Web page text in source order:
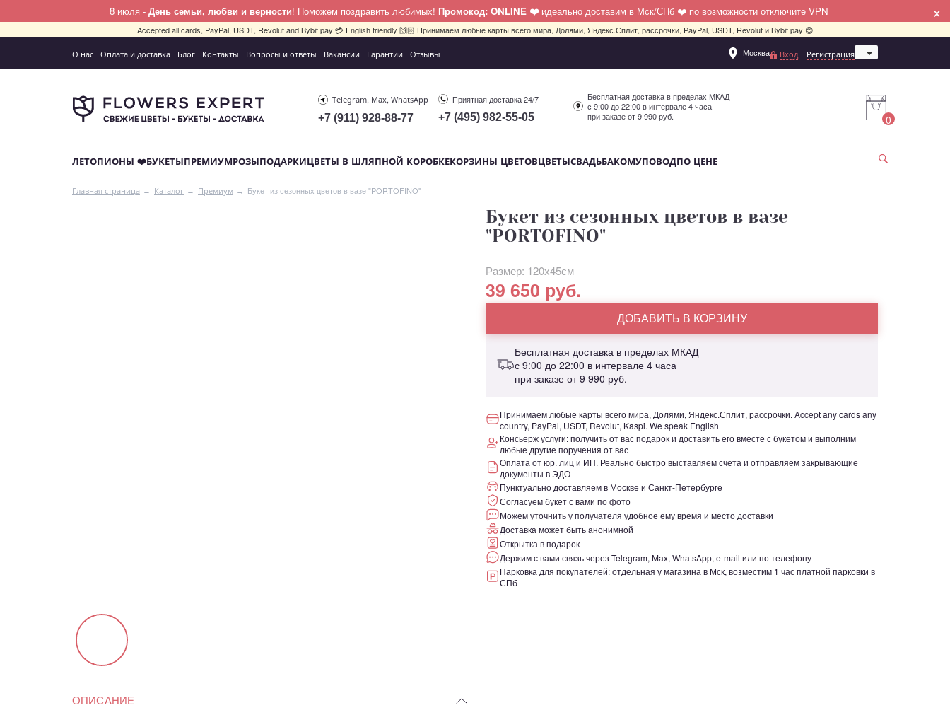
8 июля - День семьи, любви и верности! Поможем поздравить любимых! Промокод: ONLINE ❤️ идеально доставим в Мск/СПб ❤️ по возможности отключите VPN ×
Accepted all cards, PayPal, USDT, Revolut and Bybit pay 💳 English friendly 🙌🏻 Принимаем любые карты всего мира, Долями, Яндекс.Сплит, рассрочки, PayPal, USDT, Revolut и Bybit pay 😊
О нас Оплата и доставка Блог Контакты Вопросы и ответы Вакансии Гарантии Отзывы Москва
Санкт-Петербург
Вход Регистрация
Telegram, Max,WhatsApp
+7 (911) 928-88-77
Приятная доставка 24/7
+7 (495) 982-55-05
Бесплатная доставка в пределах МКАД
с 9:00 до 22:00 в интервале 4 часа
при заказе от 9 990 руб.
0
ЛЕТОПИОНЫ ❤️БУКЕТЫПРЕМИУМРОЗЫПОДАРКИЦВЕТЫ В ШЛЯПНОЙ КОРОБКЕКОРЗИНЫ ЦВЕТОВЦВЕТЫСВАДЬБАКОМУПОВОДПО ЦЕНЕ
Главная страница Каталог Премиум Букет из сезонных цветов в вазе "PORTOFINO"
Букет из сезонных цветов в вазе
"PORTOFINO"
Размер: 120х45см
39 650 руб.
ДОБАВИТЬ В КОРЗИНУ
Бесплатная доставка в пределах МКАД
с 9:00 до 22:00 в интервале 4 часа
при заказе от9 990 руб.
Принимаем любые карты всего мира, Долями, Яндекс.Сплит, рассрочки. Accept any cards any
country, PayPal, USDT, Revolut, Kaspi. We speak English
Консьерж услуги: получить от вас подарок и доставить его вместе с букетом и выполним
любые другие поручения от вас
Оплата от юр. лиц и ИП. Реально быстро выставляем счета и отправляем закрывающие
документы в ЭДО
Пунктуально доставляем в Москве и Санкт-Петербурге
Согласуем букет с вами по фото
Можем уточнить у получателя удобное ему время и место доставки
Доставка может быть анонимной
Открытка в подарок
Держим с вами связь через Telegram, Max, WhatsApp, e-mail или по телефону
Парковка для покупателей: отдельная у магазина в Мск, возместим 1 час платной парковки в
СПб
ОПИСАНИЕ